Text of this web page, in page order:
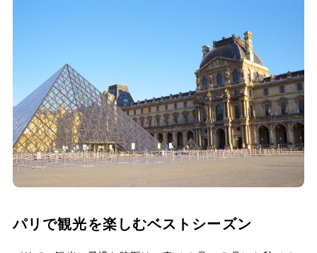
パリで観光を楽しむベストシーズン